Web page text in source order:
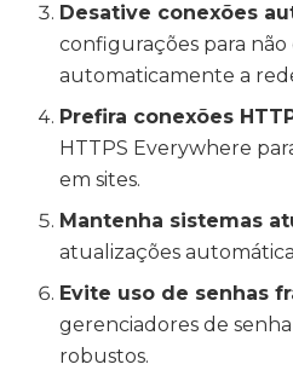
Desative conexões
configurações para
automaticamente a
Prefira conexões
HTTPS Everywhere
em sites.
Mantenha sistemas
atualizações
Evite uso de senhas
gerenciadores de
robustos.